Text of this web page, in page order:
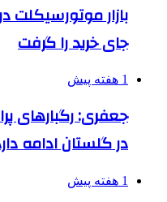
بازار
جای خرید را گرفت
1 هفته پیش
جعفری: رگبارهای
در گلستان ادامه
1 هفته پیش